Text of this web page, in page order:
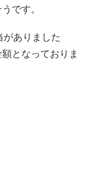
です。
ありました
となっておりま